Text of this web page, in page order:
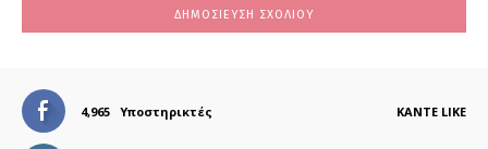
4,965 Υποστηρικτές ΚΆΝΤΕ LIKE